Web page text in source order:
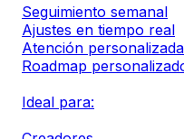
Seguimiento semanal
Ajustes en tiempo real
Atención
Roadmap
Ideal para: